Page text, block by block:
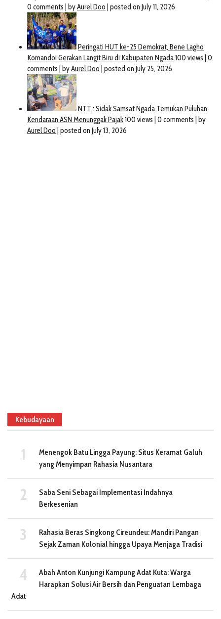
Kebudayaan
Menengok Batu Lingga Payung: Situs Keramat Galuh
yang Menyimpan Rahasia Nusantara
Saba Seni Sebagai Implementasi Indahnya
Berkesenian
Rahasia Beras Singkong Cireundeu: Mandiri Pangan
Sejak Zaman Kolonial hingga Upaya Menjaga Tradisi
Abah Anton Kunjungi Kampung Adat Kuta: Warga
Harapkan Solusi Air Bersih dan Penguatan Lembaga
Adat